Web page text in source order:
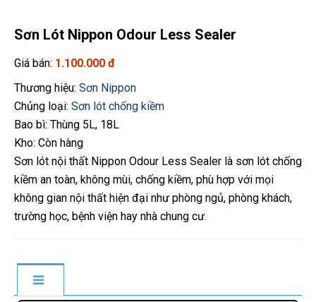
Sơn Lót Nippon Odour Less Sealer
Giá bán: 1.100.000 đ
Thương hiệu: Sơn Nippon
Chủng loại: Sơn lót chống kiềm
Bao bì: Thùng 5L, 18L
Kho: Còn hàng
Sơn lót nội thất Nippon Odour Less Sealer là sơn lót chống
kiềm an toàn, không mùi, chống kiềm, phù hợp với mọi
không gian nội thất hiện đại như phòng ngủ, phòng khách,
trường học, bệnh viện hay nhà chung cư.